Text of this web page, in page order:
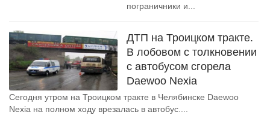
пограничники и...
ДТП на Троицком тракте.
В лобовом с толкновении
с автобусом сгорела
Daewoo Nexia
Сегодня утром на Троицком тракте в Челябинске Daewoo
Nexia на полном ходу врезалась в автобус....